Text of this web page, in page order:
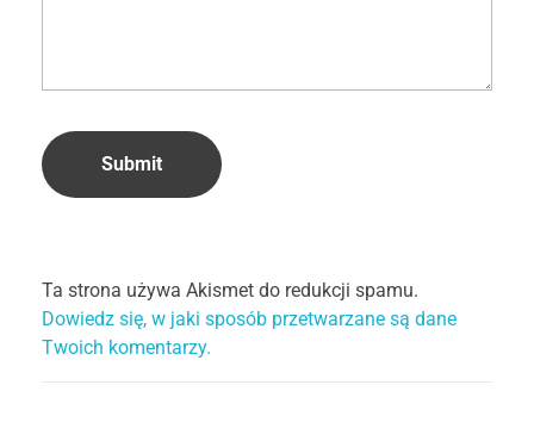
Ta strona używa Akismet do redukcji spamu.
Dowiedz się, w jaki sposób przetwarzane są dane
Twoich komentarzy.